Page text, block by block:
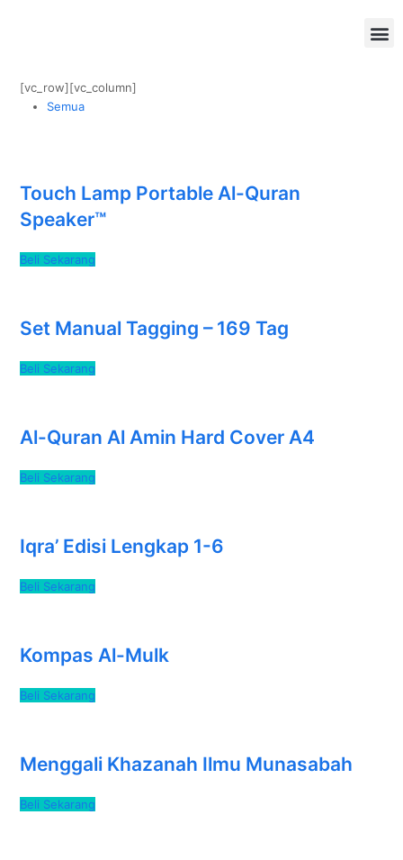
[vc_row][vc_column]
Semua
Touch Lamp Portable Al-Quran
Speaker™
Beli Sekarang
Set Manual Tagging – 169 Tag
Beli Sekarang
Al-Quran Al Amin Hard Cover A4
Beli Sekarang
Iqra’ Edisi Lengkap 1-6
Beli Sekarang
Kompas Al-Mulk
Beli Sekarang
Menggali Khazanah Ilmu Munasabah
Beli Sekarang